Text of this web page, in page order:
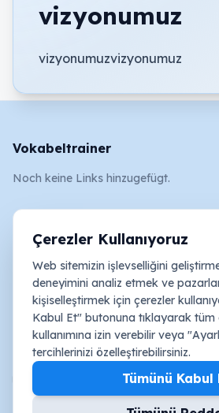
vizyonumuz
vizyonumuzvizyonumuz
Vokabeltrainer
Noch keine Links hinzugefügt.
Impressum
Datenschutz und Cookies
Sosyal Medya
Çerezler Kullanıyoruz
Web sitemizin işlevselliğini
deneyimini analiz etmek ve
kişiselleştirmek için çerezler
Kabul Et" butonuna tıklayarak tüm
kullanımına izin verebilir veya
tercihlerinizi özelleştirebilirsiniz.
Tümünü Kabul